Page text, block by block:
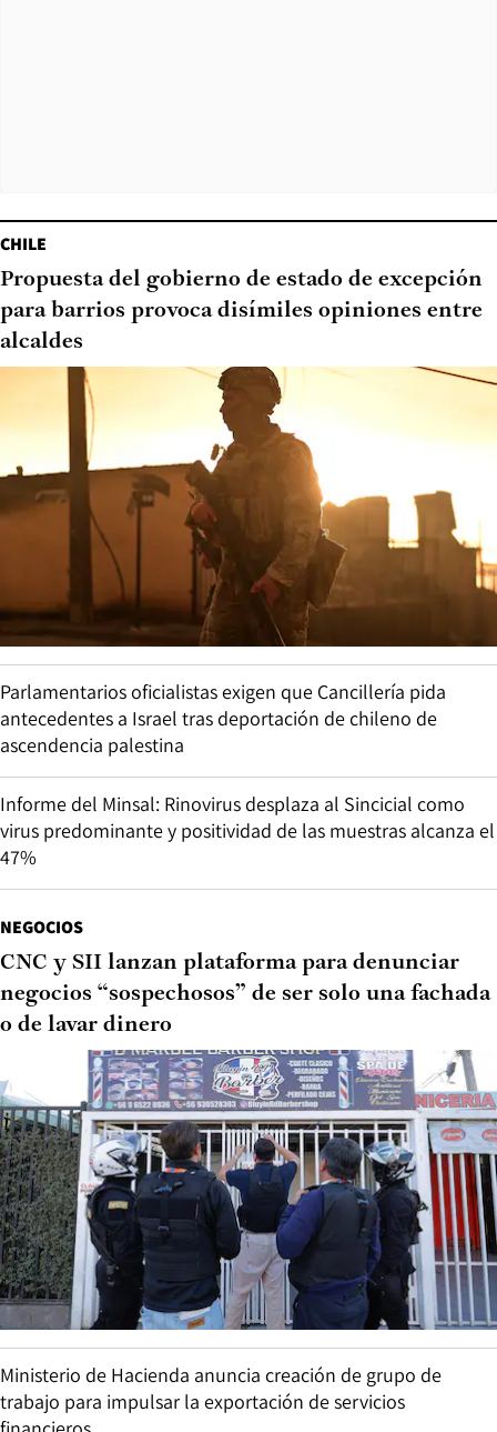
CHILE
Propuesta del gobierno de estado de excepción
para barrios provoca disímiles opiniones entre
alcaldes
Parlamentarios oficialistas exigen que Cancillería pida
antecedentes a Israel tras deportación de chileno de
ascendencia palestina
Informe del Minsal: Rinovirus desplaza al Sincicial como
virus predominante y positividad de las muestras alcanza el
47%
NEGOCIOS
CNC y SII lanzan plataforma para denunciar
negocios “sospechosos” de ser solo una fachada
o de lavar dinero
Ministerio de Hacienda anuncia creación de grupo de
trabajo para impulsar la exportación de servicios